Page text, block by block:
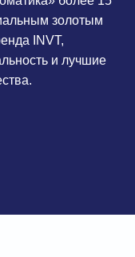
золотым
INVT,
и лучшие